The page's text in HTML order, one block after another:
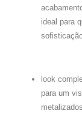
ideal para
look
para um